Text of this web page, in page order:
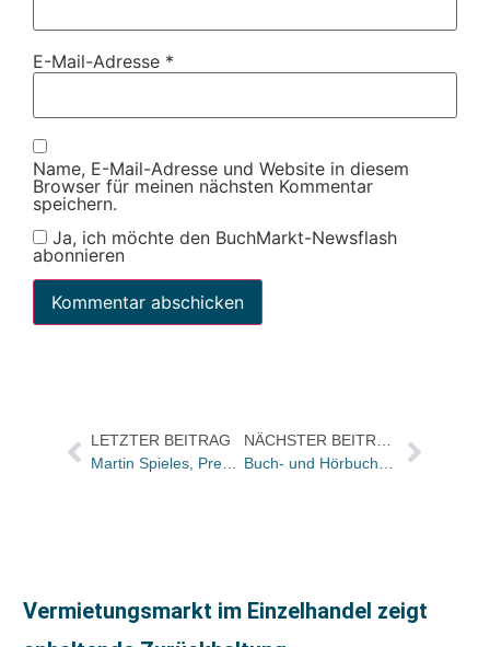
E-Mail-Adresse *
Name, E-Mail-Adresse und Website in diesem
Browser für meinen nächsten Kommentar
speichern.
Ja, ich möchte den BuchMarkt-Newsflash
abonnieren
LETZTER BEITRAG
Martin Spieles, Pressechef der S. Fischer Verlage
Vermietungsmarkt im Einzelhandel zeigt